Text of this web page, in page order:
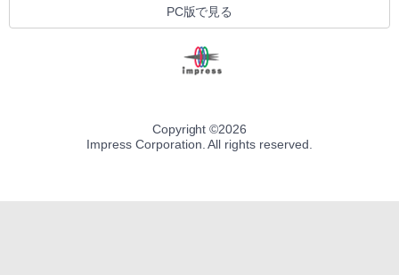
PC版で見る
Copyright ©2026
Impress Corporation. All rights reserved.